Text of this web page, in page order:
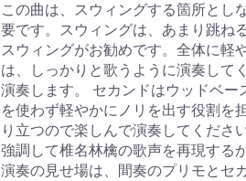
この曲は、スウィングする箇所とし
要です。スウィングは、あまり跳ね
スウィングがお勧めです。全体に軽
は、しっかりと歌うように演奏して
演奏します。 セカンドはウッドベ
を使わず軽やかにノリを出す役割を
り立つので楽しんで演奏してくださ
強調して椎名林檎の歌声を再現する
演奏の見せ場は、間奏のプリモとセ